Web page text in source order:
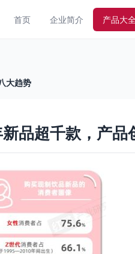
首页 企业简介 产品大
大趋势
品超千款，产品